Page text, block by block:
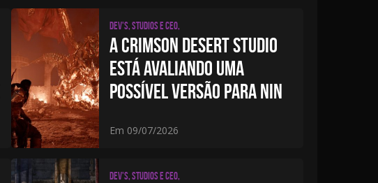
Dev's, studios e CEO,
A CRIMSON DESERT STUDIO
ESTÁ AVALIANDO UMA
POSSÍVEL VERSÃO PARA NIN
Em 09/07/2026
Dev's, studios e CEO,